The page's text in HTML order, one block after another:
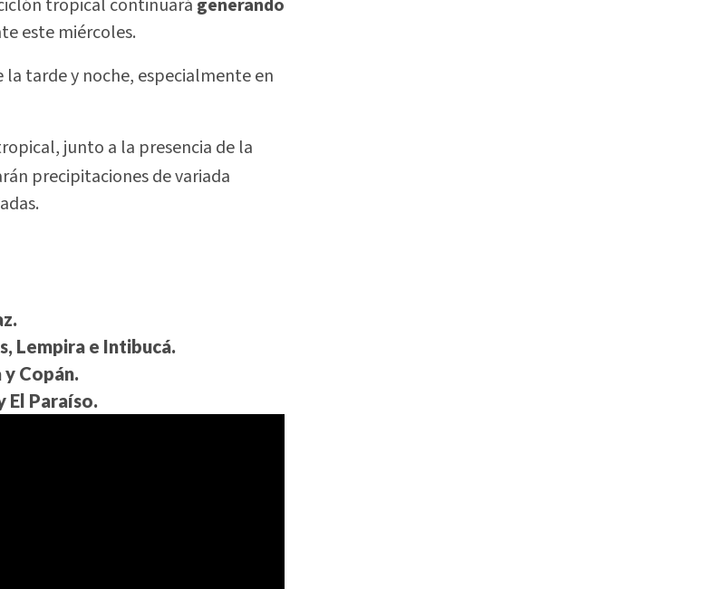
tropical continuará generando
este miércoles.
la tarde y noche, especialmente en
junto a la presencia de la
precipitaciones de variada
Lempira e Intibucá.
Copán.
El Paraíso.